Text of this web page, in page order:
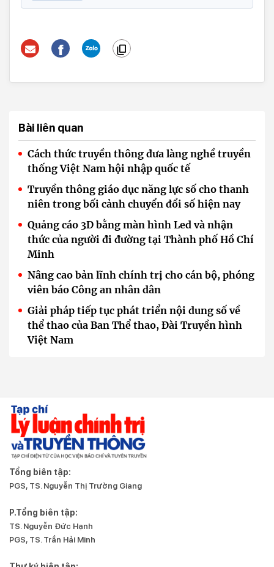
Bài liên quan
Cách thức truyền thông đưa làng nghề truyền
thống Việt Nam hội nhập quốc tế
Truyền thông giáo dục năng lực số cho thanh
niên trong bối cảnh chuyển đổi số hiện nay
Quảng cáo 3D bằng màn hình Led và nhận
thức của người đi đường tại Thành phố Hồ Chí
Minh
Nâng cao bản lĩnh chính trị cho cán bộ, phóng
viên báo Công an nhân dân
Giải pháp tiếp tục phát triển nội dung số về
thể thao của Ban Thể thao, Đài Truyền hình
Việt Nam
Tổng biên tập:
PGS, TS. Nguyễn Thị Trường Giang
P.Tổng biên tập:
TS. Nguyễn Đức Hạnh
PGS, TS. Trần Hải Minh